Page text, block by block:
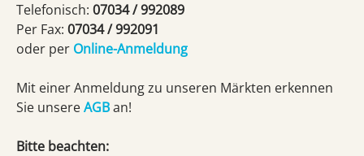
Telefonisch: 07034 / 992089
Per Fax: 07034 / 992091
oder per Online-Anmeldung
Mit einer Anmeldung zu unseren Märkten erkennen
Sie unsereAGBan!
Bitte beachten: